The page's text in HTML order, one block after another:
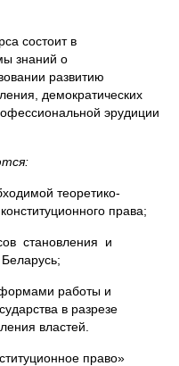
состоит в
знаний о
развитию
демократических
эрудиции
теоретико-
права;
становления и
работы и
в разрезе
властей.
право»